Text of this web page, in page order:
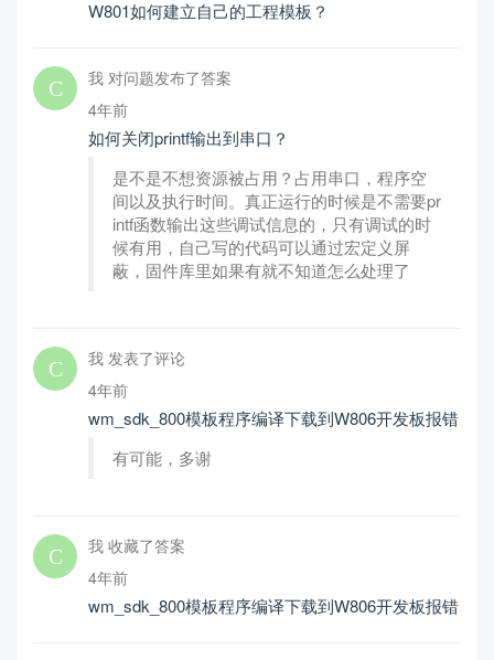
W801如何建立自己的工程模板？
我 对问题发布了答案
4年前
如何关闭printf输出到串口？
是不是不想资源被占用？占用串口，程序空
间以及执行时间。真正运行的时候是不需要pr
intf函数输出这些调试信息的，只有调试的时
候有用，自己写的代码可以通过宏定义屏
蔽，固件库里如果有就不知道怎么处理了
我 发表了评论
4年前
wm_sdk_800模板程序编译下载到W806开发板报错
有可能，多谢
我 收藏了答案
4年前
wm_sdk_800模板程序编译下载到W806开发板报错